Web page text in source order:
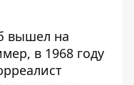
вышел на
в 1968 году